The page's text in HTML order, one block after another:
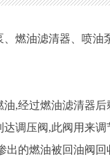
燃油滤清器、喷
,经过燃油滤清器
调压阀,此阀用来
的燃油被回油阀回